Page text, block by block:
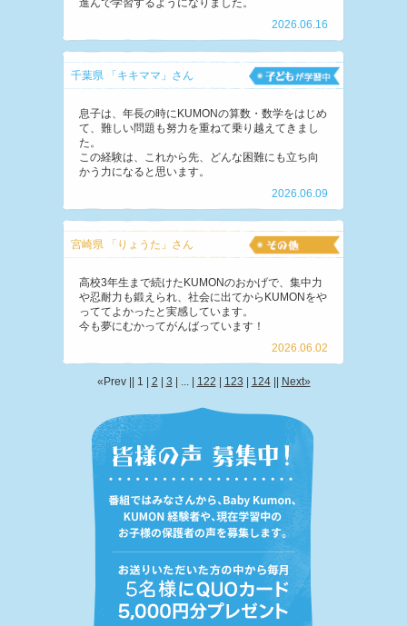
進んで学習するようになりました。
2026.06.16
千葉県 「キキママ」さん
息子は、年長の時にKUMONの算数・数学をはじめ
て、難しい問題も努力を重ねて乗り越えてきまし
た。
この経験は、これから先、どんな困難にも立ち向
かう力になると思います。
2026.06.09
宮崎県 「りょうた」さん
高校3年生まで続けたKUMONのおかげで、集中力
や忍耐力も鍛えられ、社会に出てからKUMONをや
っててよかったと実感しています。
今も夢にむかってがんばっています！
2026.06.02
«Prev || 1 2 3 | ... | 122 123 124|| Next»